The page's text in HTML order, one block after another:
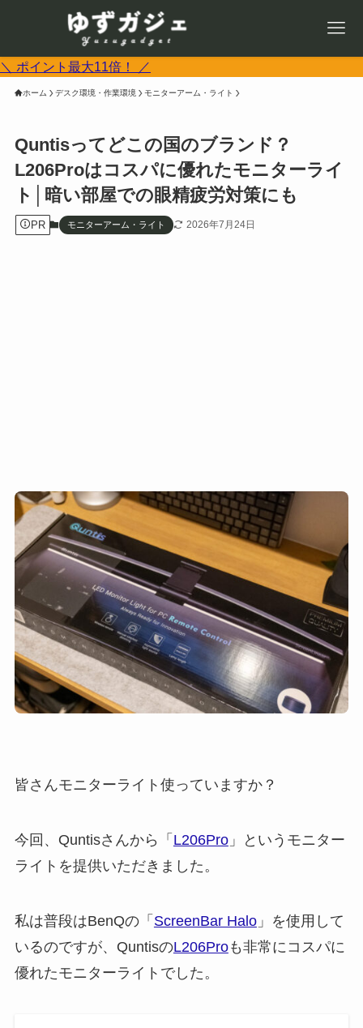
＼ ポイント最大11倍！ ／
ホーム デスク環境・作業環境 モニターアーム・ライト
Quntisってどこの国のブランド？
L206Proはコスパに優れたモニターライ
ト│暗い部屋での眼精疲労対策にも
PR モニターアーム・ライト 2026年7月24日
皆さんモニターライト使っていますか？
今回、Quntisさんから「 L206Pro」というモニター
ライトを提供いただきました。
私は普段はBenQの「 ScreenBar Halo」を使用して
いるのですが、QuntisのL206Proも非常にコスパに
優れたモニターライトでした。